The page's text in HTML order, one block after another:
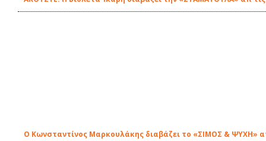
Ο Κωνσταντίνος Μαρκουλάκης διαβάζει το «ΣΙΜΟΣ & ΨΥΧΗ»